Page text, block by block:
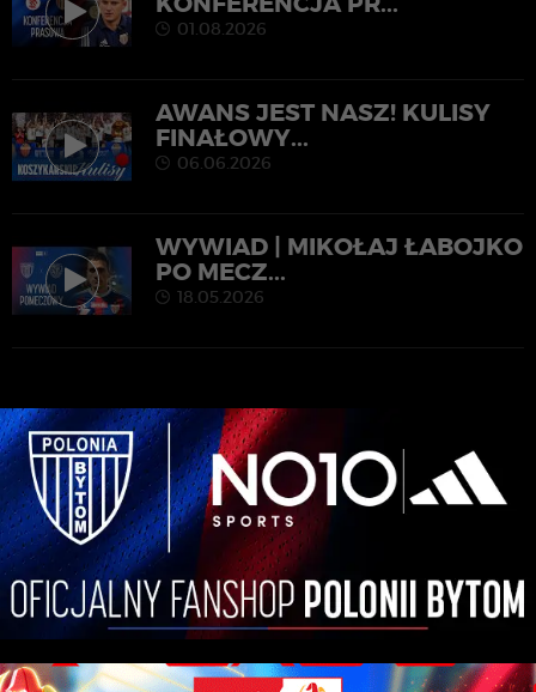
01.08.2026
AWANS JEST NASZ! KULISY
FINAŁOWY...
06.06.2026
WYWIAD | MIKOŁAJ ŁABOJKO
PO MECZ...
18.05.2026